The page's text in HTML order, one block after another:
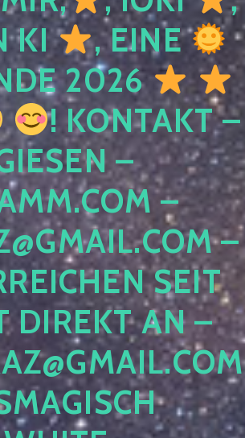
KI
, EINE
2026
! KONTAKT –
–
–
–
SEIT
DIREKT AN –
G